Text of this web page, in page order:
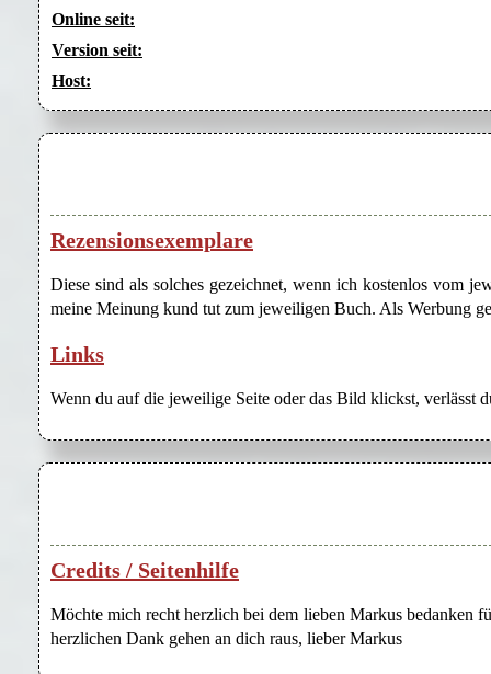
Online seit:
Version seit:
Host:
Rezensionsexemplare
Diese sind als solches gezeichnet, wenn ich kostenlos vom
meine Meinung kund tut zum jeweiligen Buch. Als Werbung
Links
Wenn du auf die jeweilige Seite oder das Bild klickst, verlässt
Credits / Seitenhilfe
Möchte mich recht herzlich bei dem lieben Markus bedanken
herzlichen Dank gehen an dich raus, lieber Markus